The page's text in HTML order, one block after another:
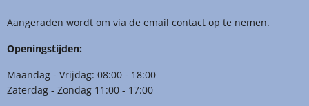
Aangeraden wordt om via de email contact op te nemen.
Openingstijden:
Maandag - Vrijdag: 08:00 - 18:00
Zaterdag - Zondag 11:00 - 17:00